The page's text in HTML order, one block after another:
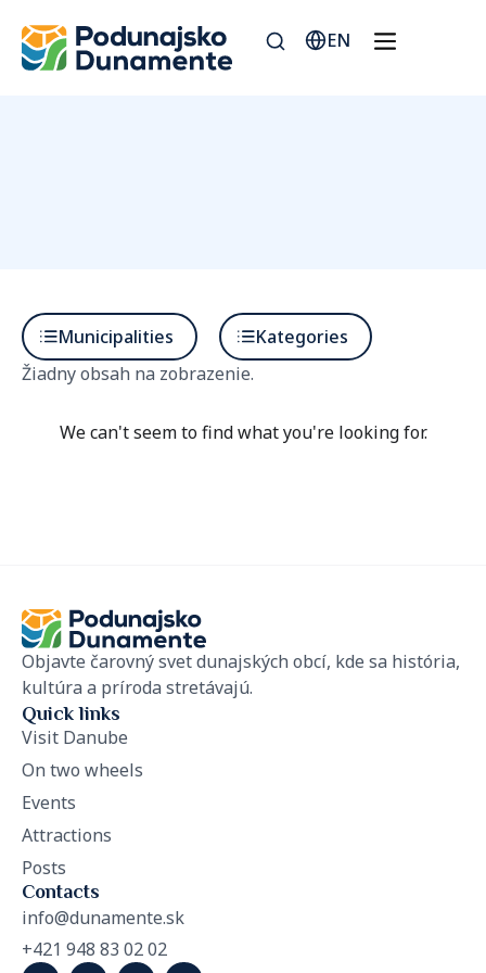
EN
Municipalities
Kategories
Žiadny obsah na zobrazenie.
We can't seem to find what you're looking for.
Objavte čarovný svet dunajských obcí, kde sa história,
kultúra a príroda stretávajú.
Quick links
Visit Danube
On two wheels
Events
Attractions
Posts
Contacts
info@dunamente.sk
+421 948 83 02 02